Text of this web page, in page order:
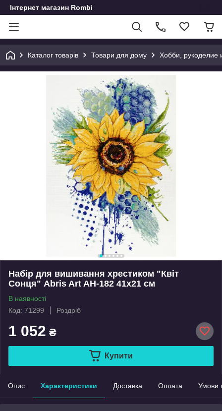
Інтернет магазин Rombi
Каталог товарів Товари для дому Хобби, рукоделие
Набір для вишивання хрестиком "Квіт
Сонця" Abris Art AH-182 41х21 см
В наявності
Код: 71299
Роздріб
1 052 ₴
Купити
Опис Характеристики Доставка Оплата Умови